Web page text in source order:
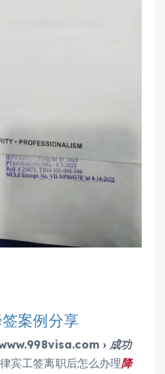
案例分享
› 成功
宾工签离职后怎么办理降